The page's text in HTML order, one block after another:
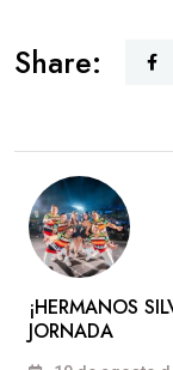
Share:
​¡HERMANOS
JORNADA